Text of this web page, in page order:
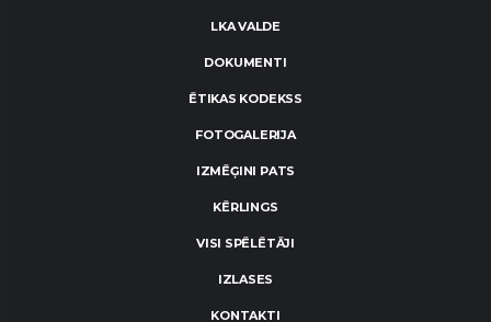
LKA VALDE
DOKUMENTI
ĒTIKAS KODEKSS
FOTOGALERIJA
IZMĒĢINI PATS
KĒRLINGS
VISI SPĒLĒTĀJI
IZLASES
KONTAKTI